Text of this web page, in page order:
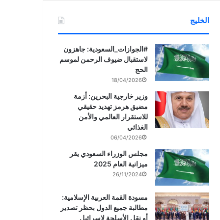
الخليج
‏‎#الجوازات_السعودية: جاهزون
لاستقبال ضيوف الرحمن لموسم
الحج
18/04/2026
وزير خارجية البحرين: أزمة
مضيق هرمز تهديد حقيقي
للاستقرار العالمي والأمن
الغذائي
06/04/2026
مجلس الوزراء السعودي يقر
ميزانية العام 2025
26/11/2024
مسودة القمة العربية الإسلامية:
مطالبة جميع الدول بحظر تصدير
أو نقل الأسلحة لإسرائيل